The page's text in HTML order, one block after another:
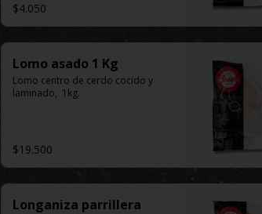
$4.050
Lomo asado 1 Kg
Lomo centro de cerdo cocido y
laminado,  1kg.
$19.500
Longaniza parrillera